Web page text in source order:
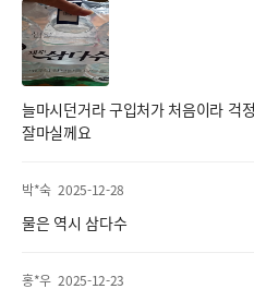
늘마시던거라 구입처가 처음이라 걱
잘마실께요
박*숙 2025-12-28
물은 역시 삼다수
홍*우 2025-12-23